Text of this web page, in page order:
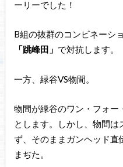
ーリーでした！
B組の抜群のコンビネーシ
「跳峰田」 で対抗します。
一方、緑谷VS物間。
物間が緑谷のワン・フォー
とします。しかし、物間
ず、そのままガンヘッド直
まぢた。